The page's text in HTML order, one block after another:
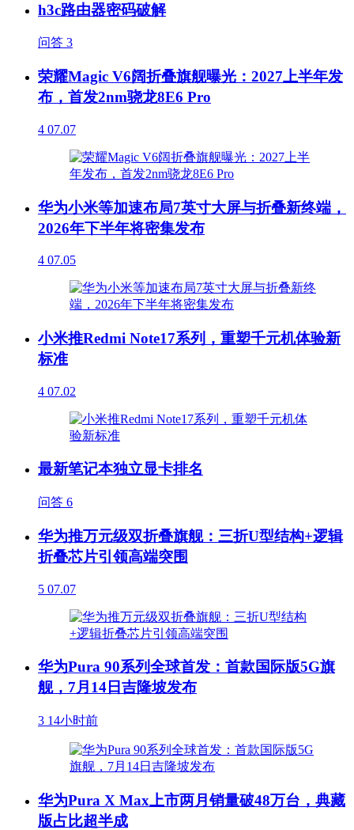
h3c路由器密码破解
问答 3
荣耀Magic V6阔折叠旗舰曝光：2027上半年发
布，首发2nm骁龙8E6 Pro
4 07.07
华为小米等加速布局7英寸大屏与折叠新终端，
2026年下半年将密集发布
4 07.05
小米推Redmi Note17系列，重塑千元机体验新
标准
4 07.02
最新笔记本独立显卡排名
问答 6
华为推万元级双折叠旗舰：三折U型结构+逻辑
折叠芯片引领高端突围
5 07.07
华为Pura 90系列全球首发：首款国际版5G旗
舰，7月14日吉隆坡发布
3 14小时前
华为Pura X Max上市两月销量破48万台，典藏
版占比超半成